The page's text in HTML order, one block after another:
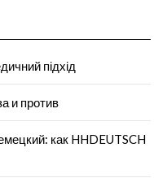
підхід
и против
как HHDEUTSCH